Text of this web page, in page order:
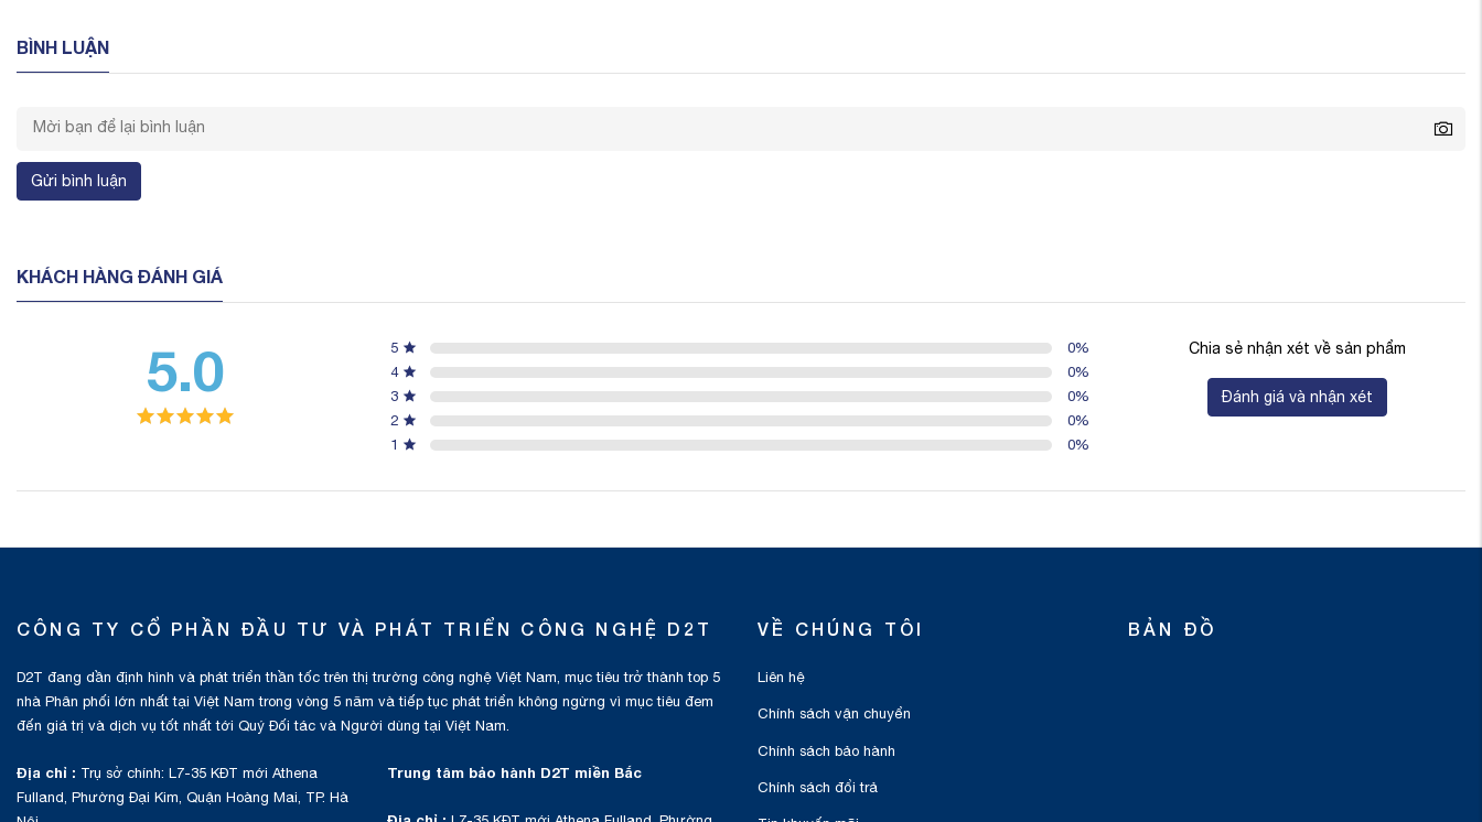
BÌNH LUẬN
Gửi bình luận
KHÁCH HÀNG ĐÁNH GIÁ
5.0 5 0%
4
0%
3
0%
2
0%
1
0%
Chia sẻ nhận xét về sản phẩm
Đánh giá và nhận xét
CÔNG TY CỔ PHẦN ĐẦU TƯ VÀ PHÁT TRIỂN CÔNG NGHỆ D2T
D2T đang dần định hình và phát triển thần tốc trên thị trường công nghệ Việt Nam, mục tiêu trở thành top 5
nhà Phân phối lớn nhất tại Việt Nam trong vòng 5 năm và tiếp tục phát triển không ngừng vì mục tiêu đem
đến giá trị và dịch vụ tốt nhất tới Quý Đối tác và Người dùng tại Việt Nam.
Địa chỉ : Trụ sở chính: L7-35 KĐT mới Athena
Fulland, Phường Đại Kim, Quận Hoàng Mai, TP. Hà
Trung tâm bảo hành D2T miền Bắc
VỀ CHÚNG TÔI
Liên hệ
Chính sách vận chuyển
Chính sách bảo hành
Chính sách đổi trả
BẢN ĐỒ